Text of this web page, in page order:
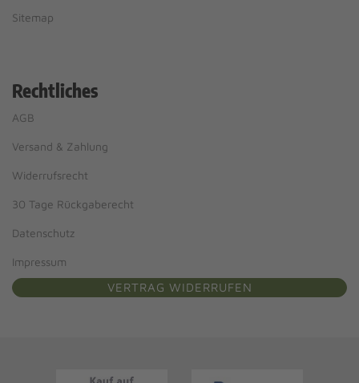
Sitemap
Rechtliches
AGB
Versand & Zahlung
Widerrufsrecht
30 Tage Rückgaberecht
Datenschutz
Impressum
VERTRAG WIDERRUFEN